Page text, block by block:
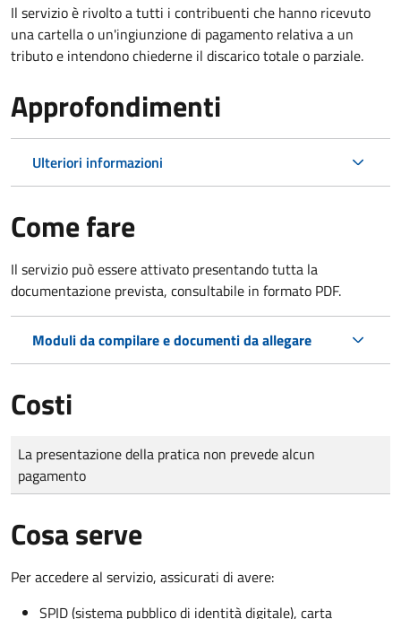
Il servizio è rivolto a tutti i contribuenti che hanno ricevuto
una cartella o un'ingiunzione di pagamento relativa a un
tributo e intendono chiederne il discarico totale o parziale.
Approfondimenti
Ulteriori informazioni
Come fare
Il servizio può essere attivato presentando tutta la
documentazione prevista, consultabile in formato PDF.
Moduli da compilare e documenti da allegare
Costi
Tipo di pagamento
Importo
La presentazione della pratica non prevede alcun
pagamento
Cosa serve
Per accedere al servizio, assicurati di avere:
SPID (sistema pubblico di identità digitale), carta